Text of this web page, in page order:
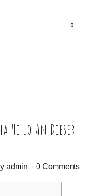
0
Hi Lo An Dieser
admin 0 Comments